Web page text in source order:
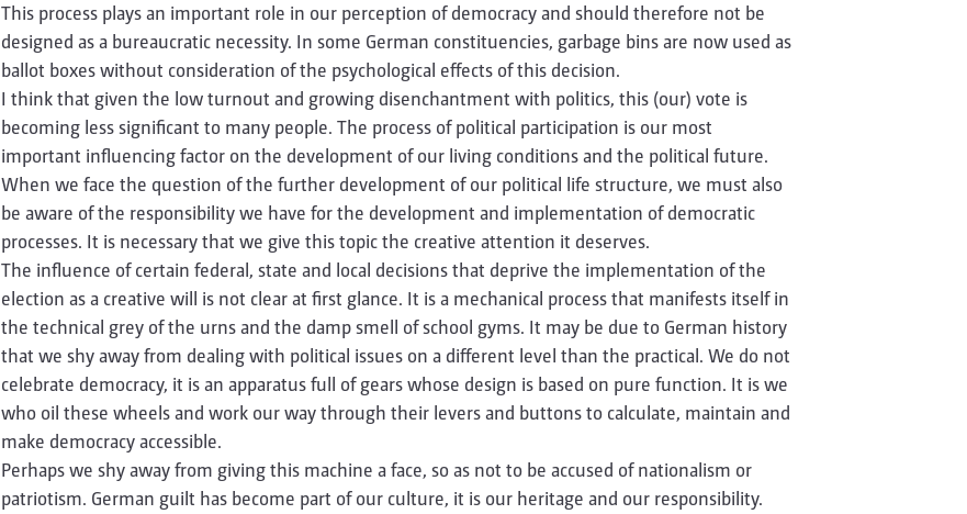
This process plays an important role in our perception of democracy and should therefore not be
designed as a bureaucratic necessity. In some German constituencies, garbage bins are now used as
ballot boxes without consideration of the psychological effects of this decision.
I think that given the low turnout and growing disenchantment with politics, this (our) vote is
becoming less significant to many people. The process of political participation is our most
important influencing factor on the development of our living conditions and the political future.
When we face the question of the further development of our political life structure, we must also
be aware of the responsibility we have for the development and implementation of democratic
processes. It is necessary that we give this topic the creative attention it deserves.
The influence of certain federal, state and local decisions that deprive the implementation of the
election as a creative will is not clear at first glance. It is a mechanical process that manifests itself in
the technical grey of the urns and the damp smell of school gyms. It may be due to German history
that we shy away from dealing with political issues on a different level than the practical. We do not
celebrate democracy, it is an apparatus full of gears whose design is based on pure function. It is we
who oil these wheels and work our way through their levers and buttons to calculate, maintain and
make democracy accessible.
Perhaps we shy away from giving this machine a face, so as not to be accused of nationalism or
patriotism. German guilt has become part of our culture, it is our heritage and our responsibility.